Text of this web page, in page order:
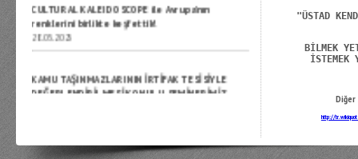
28.05.2025
KAMU TAŞINMAZLARININ İRTİFAK TESİSİYLE
DEĞERLENDİRİLMESİ KONULU SEMİNERİMİZ
ANKARA EYÜPOĞLU HOTEL' DE BAŞARIYLA
"ÜSTAD
BİLMEK
İSTEMEK
Diğer
http://